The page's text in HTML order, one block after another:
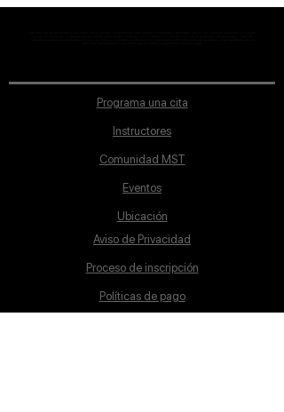
Programa una cita
Instructores
Comunidad MST
Eventos
Ubicación
Aviso de Privacidad
Proceso de inscripción
Políticas de pago